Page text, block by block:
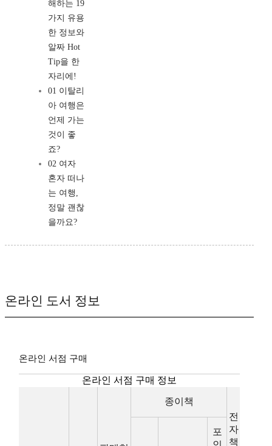
해하는 19
가지 유용
한 정보와
알짜 Hot
Tip을 한
자리에!
01 이탈리
아 여행은
언제 가는
것이 좋
죠?
02 여자
혼자 떠나
는 여행,
정말 괜찮
을까요?
온라인 도서 정보
온라인 서점 구매
온라인 서점 구매 정보
종이책
전
자
책
포